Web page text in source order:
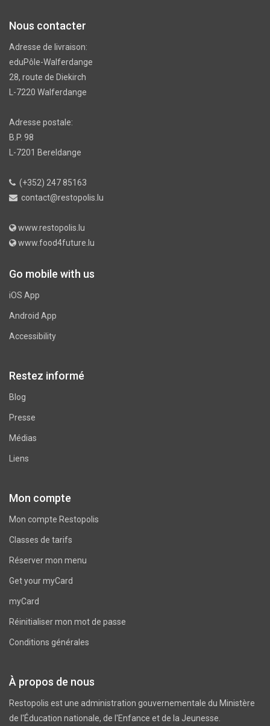
Nous contacter
Adresse de livraison:
eduPôle-Walferdange
28, route de Diekirch
L-7220 Walferdange
Adresse postale:
B.P. 98
L-7201 Bereldange
(+352) 247 85163
contact@restopolis.lu
www.restopolis.lu
www.food4future.lu
Go mobile with us
iOS App
Android App
Accessibility
Restez informé
Blog
Presse
Médias
Liens
Mon compte
Mon compte Restopolis
Classes de tarifs
Réserver mon menu
Get your myCard
myCard
Réinitialiser mon mot de passe
Conditions générales
À propos de nous
Restopolis est une administration gouvernementale du Ministère
de l'Éducation nationale, de l'Enfance et de la Jeunesse.